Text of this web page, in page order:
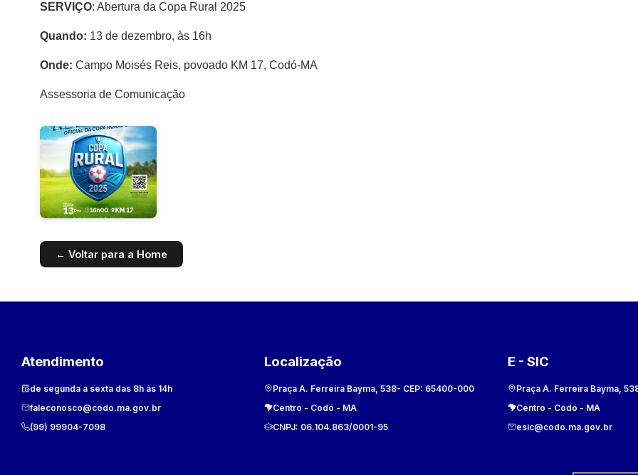
SERVIÇO: Abertura da Copa Rural 2025
Quando: 13 de dezembro, às 16h
Onde: Campo Moisés Reis, povoado KM 17, Codó-MA
Assessoria de Comunicação
← Voltar para a Home
Atendimento
de segunda a sexta das 8h às 14h
faleconosco@codo.ma.gov.br
(99) 99904-7098
Localização
Praça A. Ferreira Bayma, 538- CEP: 65400-000
Centro - Codó - MA
CNPJ: 06.104.863/0001-95
E - SIC
Praça A. Ferreira Bayma,
Centro - Codó - MA
esic@codo.ma.gov.br